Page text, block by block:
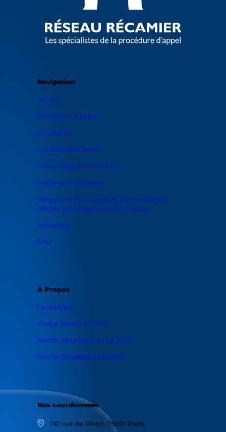
Navigation
Accueil
Procédure d’appel
Le cabinet
Le réseau Récamier
Partenaires en médiation
Partenaire arbitrage
Partenaire en procédure administrative
dédiée aux dirigeants d’entreprise
Actualités
FAQ
À Propos
Le cabinet
Maître Benoit HENRY
Maître Véronique de La Taille
Maître Christophe Pachalis
Nos coordonnées
110 rue de Rivoli, 75001 Paris